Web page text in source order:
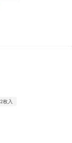
枚入